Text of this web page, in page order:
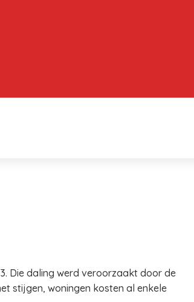
Die daling werd veroorzaakt door de
stijgen, woningen kosten al enkele